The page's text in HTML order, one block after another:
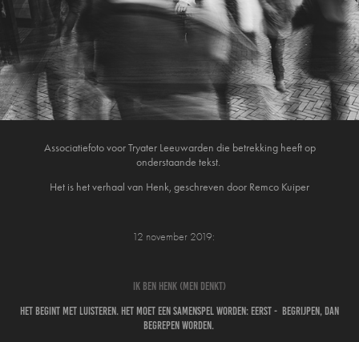
Associatiefoto voor Tryater Leeuwarden die betrekking heeft op
onderstaande tekst.
Het is het verhaal van Henk, geschreven door Remco Kuiper
12 november 2019:
Ik ben Henk (men denkt)
Het begint met luisteren. Het moet een samenspel worden: eerst - begrijpen, dan
begrepen worden.